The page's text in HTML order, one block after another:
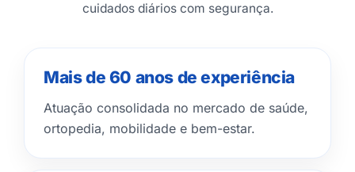
cuidados diários com segurança.
Mais de 60 anos de experiência
Atuação consolidada no mercado de saúde,
ortopedia, mobilidade e bem-estar.